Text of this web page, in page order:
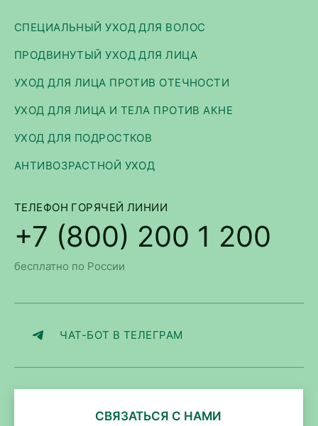
СПЕЦИАЛЬНЫЙ УХОД ДЛЯ ВОЛОС
ПРОДВИНУТЫЙ УХОД ДЛЯ ЛИЦА
УХОД ДЛЯ ЛИЦА ПРОТИВ ОТЕЧНОСТИ
УХОД ДЛЯ ЛИЦА И ТЕЛА ПРОТИВ АКНЕ
УХОД ДЛЯ ПОДРОСТКОВ
АНТИВОЗРАСТНОЙ УХОД
ТЕЛЕФОН ГОРЯЧЕЙ ЛИНИИ
+7 (800) 200 1 200
бесплатно по России
ЧАТ-БОТ В ТЕЛЕГРАМ
СВЯЗАТЬСЯ С НАМИ